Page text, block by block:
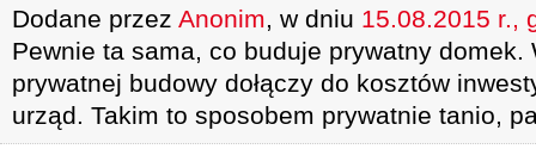
Dodane przez Anonim, w dniu 15.08.2015 r.,
Pewnie ta sama, co buduje prywatny domek.
prywatnej budowy dołączy do kosztów
urząd. Takim to sposobem prywatnie tanio,